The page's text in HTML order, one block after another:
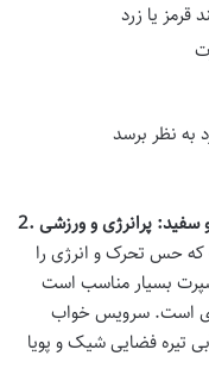
قرمز یا زرد
نظر برسد
2. سفید: پرانرژی و ورزشی
که حس تحرک و انرژی را
بسیار مناسب است
است. سرویس خواب
تیره فضایی شیک و پویا